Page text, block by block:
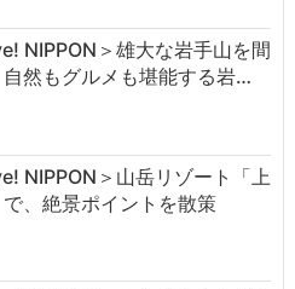
NIPPON＞雄大な岩手山を間
然もグルメも堪能する岩…
NIPPON＞山岳リゾート「上
、絶景ポイントを散策